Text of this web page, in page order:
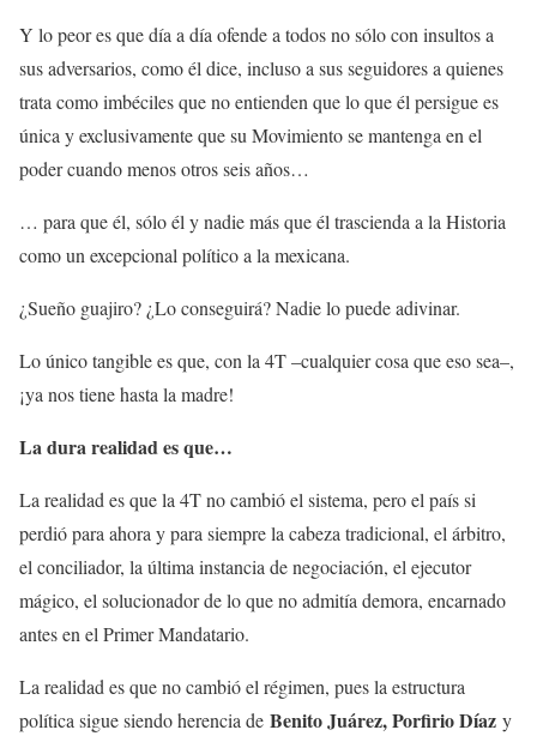
Y lo peor es que día a día ofende a todos no sólo con insultos a
sus adversarios, como él dice, incluso a sus seguidores a quienes
trata como imbéciles que no entienden que lo que él persigue es
única y exclusivamente que su Movimiento se mantenga en el
poder cuando menos otros seis años…
… para que él, sólo él y nadie más que él trascienda a la Historia
como un excepcional político a la mexicana.
¿Sueño guajiro? ¿Lo conseguirá? Nadie lo puede adivinar.
Lo único tangible es que, con la 4T –cualquier cosa que eso sea–,
¡ya nos tiene hasta la madre!
La dura realidad es que…
La realidad es que la 4T no cambió el sistema, pero el país si
perdió para ahora y para siempre la cabeza tradicional, el árbitro,
el conciliador, la última instancia de negociación, el ejecutor
mágico, el solucionador de lo que no admitía demora, encarnado
antes en el Primer Mandatario.
La realidad es que no cambió el régimen, pues la estructura
política sigue siendo herencia de Benito Juárez, Porfirio Díaz y